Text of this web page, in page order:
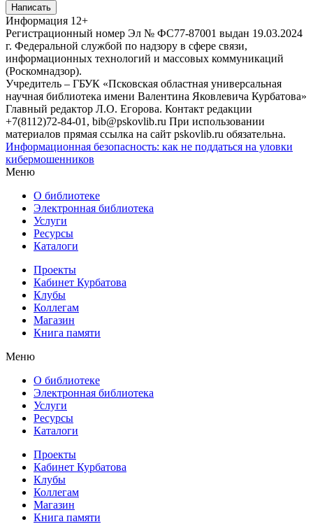
Написать
Информация 12+
Регистрационный номер Эл № ФС77-87001 выдан 19.03.2024
г. Федеральной службой по надзору в сфере связи,
информационных технологий и массовых коммуникаций
(Роскомнадзор).
Учредитель – ГБУК «Псковская областная универсальная
научная библиотека имени Валентина Яковлевича Курбатова»
Главный редактор Л.О. Егорова. Контакт редакции
+7(8112)72-84-01, bib@pskovlib.ru При использовании
материалов прямая ссылка на сайт pskovlib.ru обязательна.
Информационная безопасность: как не поддаться на уловки
кибермошенников
Меню
О библиотеке
Электронная библиотека
Услуги
Ресурсы
Каталоги
Проекты
Кабинет Курбатова
Клубы
Коллегам
Магазин
Книга памяти
Меню
О библиотеке
Электронная библиотека
Услуги
Ресурсы
Каталоги
Проекты
Кабинет Курбатова
Клубы
Коллегам
Магазин
Книга памяти